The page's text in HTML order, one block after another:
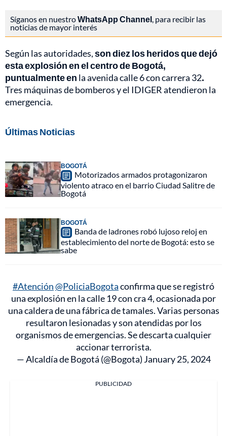
Síganos en nuestroWhatsApp Channel , para recibir las
noticias de mayor interés
Según las autoridades,son diez los heridos que dejó
esta explosión en el centro de Bogotá,
puntualmente en la avenida calle 6 con carrera 32.
Tres máquinas de bomberos y el IDIGER atendieron la
emergencia.
Últimas Noticias
BOGOTÁ
Motorizados armados protagonizaron
violento atraco en el barrio Ciudad Salitre de
Bogotá
BOGOTÁ
Banda de ladrones robó lujoso reloj en
establecimiento del norte de Bogotá: esto se
sabe
#Atención@PoliciaBogotaconfirma que se registró
una explosión en la calle 19 con cra 4, ocasionada por
una caldera de una fábrica de tamales. Varias personas
resultaron lesionadas y son atendidas por los
organismos de emergencias. Se descarta cualquier
accionar terrorista.
— Alcaldía de Bogotá (@Bogota) January 25, 2024
PUBLICIDAD